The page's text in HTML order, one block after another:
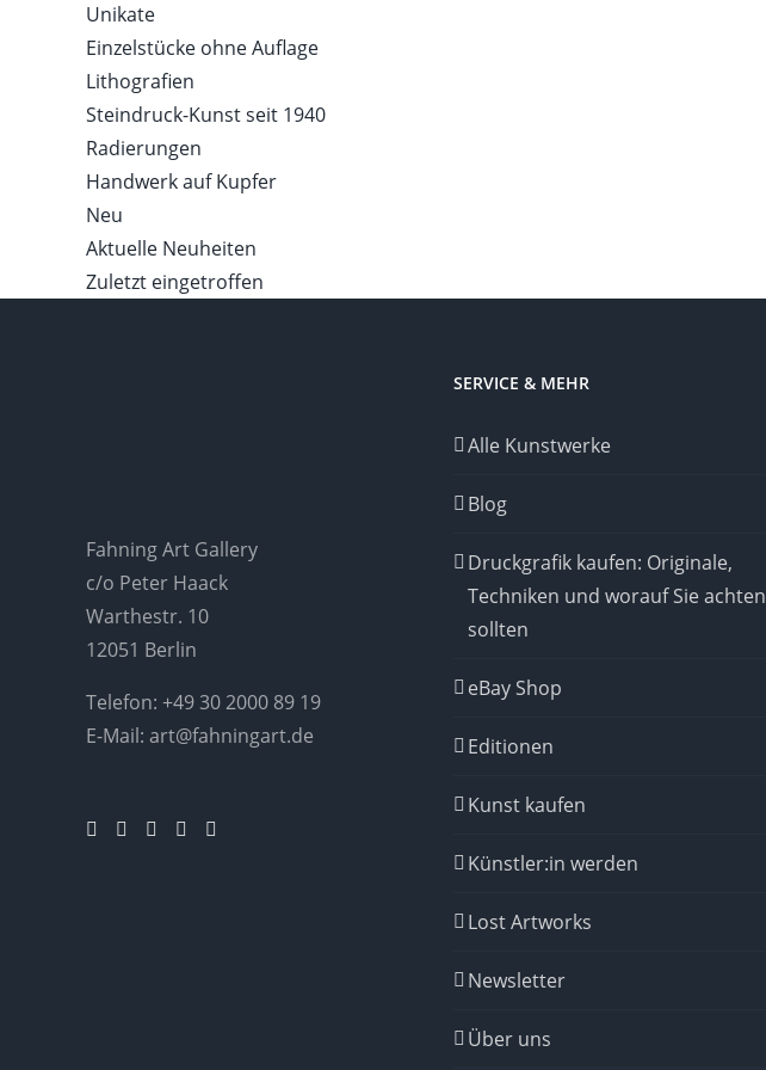
Unikate
Einzelstücke ohne Auflage
Lithografien
Steindruck-Kunst seit 1940
Radierungen
Handwerk auf Kupfer
Neu
Aktuelle Neuheiten
Zuletzt eingetroffen
Fahning Art Gallery
c/o Peter Haack
Warthestr. 10
12051 Berlin
Telefon: +49 30 2000 89 19
E-Mail: art@fahningart.de
SERVICE & MEHR
Alle Kunstwerke
Blog
Druckgrafik kaufen: Originale,
Techniken und worauf Sie achten
sollten
eBay Shop
Editionen
Kunst kaufen
Künstler:in werden
Lost Artworks
Newsletter
Über uns